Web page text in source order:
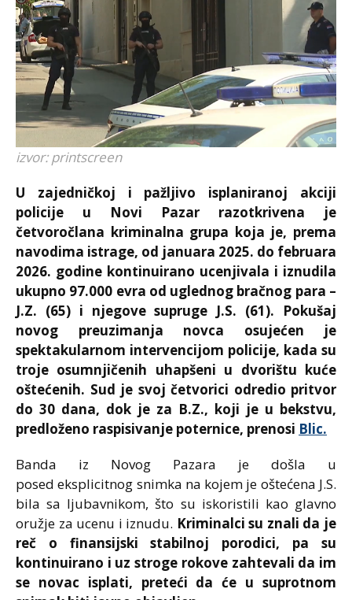
izvor: printscreen
U zajedničkoj i pažljivo isplaniranoj akciji
policije u Novi Pazar razotkrivena je
četvoročlana kriminalna grupa koja je, prema
navodima istrage, od januara 2025. do februara
2026. godine kontinuirano ucenjivala i iznudila
ukupno 97.000 evra od uglednog bračnog para –
J.Z. (65) i njegove supruge J.S. (61). Pokušaj
novog preuzimanja novca osujećen je
spektakularnom intervencijom policije, kada su
troje osumnjičenih uhapšeni u dvorištu kuće
oštećenih. Sud je svoj četvorici odredio pritvor
do 30 dana, dok je za B.Z., koji je u bekstvu,
predloženo raspisivanje poternice, prenosi Blic.
Banda iz Novog Pazara je došla u
posed eksplicitnog snimka na kojem je oštećena J.S.
bila sa ljubavnikom, što su iskoristili kao glavno
oružje za ucenu i iznudu. Kriminalci su znali da je
reč o finansijski stabilnoj porodici, pa su
kontinuirano i uz stroge rokove zahtevali da im
se novac isplati, preteći da će u suprotnom